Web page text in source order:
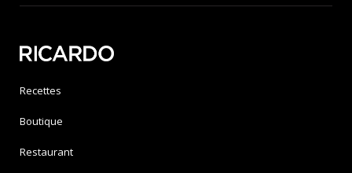
Recettes
Boutique
Restaurant